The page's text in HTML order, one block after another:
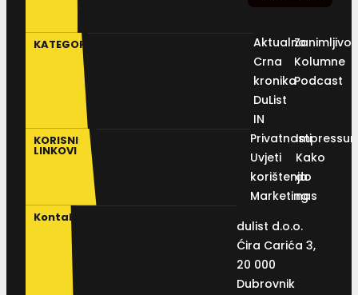
KATEGORIJE
Aktualno
Crna
kronika
DuList
IN
Kolumne
Podcast
KORISNI
LINKOVI
Privatnosti
Uvjeti
korištenja
Marketing
Kako
do
nas
Kontakt
dulist d.o.o.
Ćira Carića 3,
20 000
Dubrovnik